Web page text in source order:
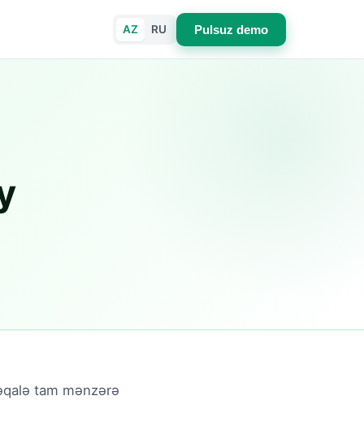
AZ RU Pulsuz demo
tam mənzərə